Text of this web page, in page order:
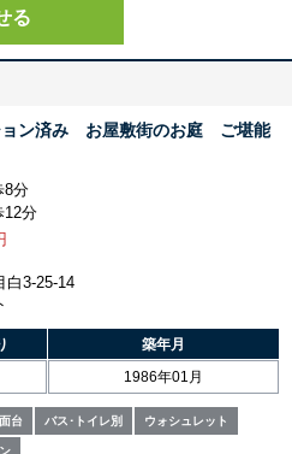
る
ョン済み お屋敷街のお庭 ご堪能
8分
12分
白3-25-14
築年月
1986年01月
台 バス･トイレ別 ウォシュレット